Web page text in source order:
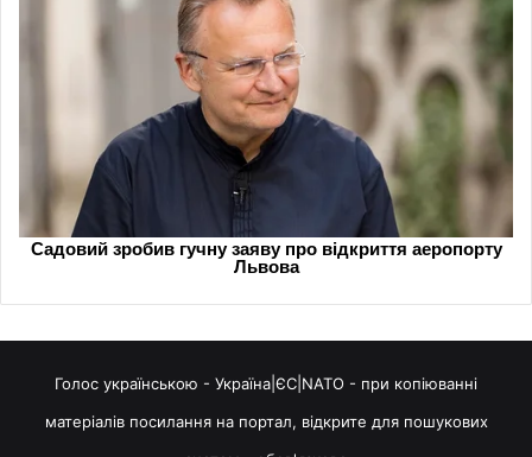
Голос українською - Україна|ЄС|NATO - при копіюванні
матеріалів посилання на портал, відкрите для пошукових